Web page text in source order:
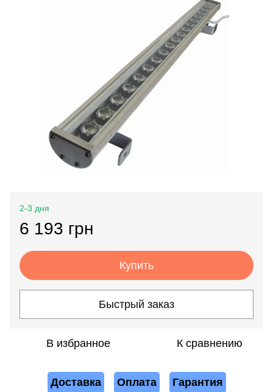
2-3 дня
6 193 грн
Купить
Быстрый заказ
В избранное К сравнению
Доставка Оплата Гарантия